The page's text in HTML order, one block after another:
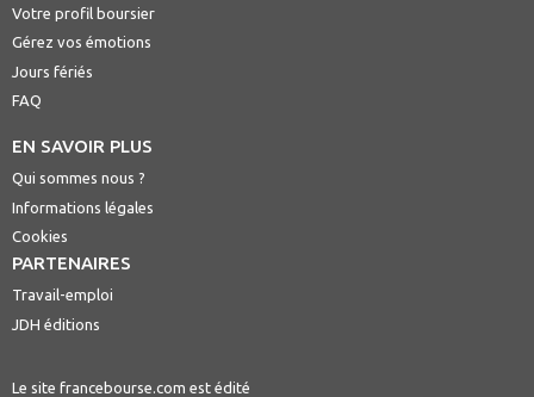
Votre profil boursier
Gérez vos émotions
Jours fériés
FAQ
EN SAVOIR PLUS
Qui sommes nous ?
Informations légales
Cookies
PARTENAIRES
Travail-emploi
JDH éditions
Le site francebourse.com est édité